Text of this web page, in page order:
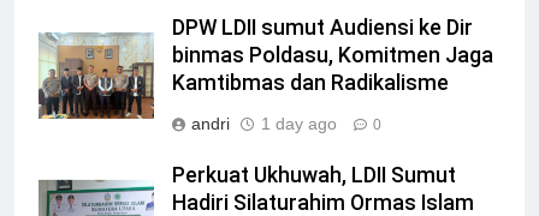
DPW LDII sumut Audiensi ke Dir
binmas Poldasu, Komitmen Jaga
Kamtibmas dan Radikalisme
andri 1 day ago 0
Perkuat Ukhuwah, LDII Sumut
Hadiri Silaturahim Ormas Islam